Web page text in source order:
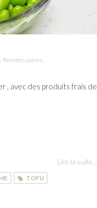
Recettes saines
, avec des produits frais de
Lire la suite...
TOFU